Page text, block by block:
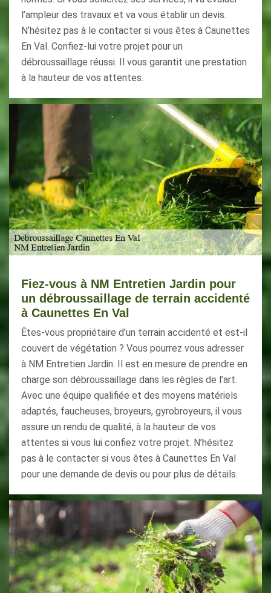
l’ampleur des travaux et va vous établir un devis.
N’hésitez pas à le contacter si vous êtes à Caunettes
En Val. Confiez-lui votre projet pour un
débroussaillage réussi. Il vous garantit une prestation
à la hauteur de vos attentes.
Fiez-vous à NM Entretien Jardin pour
un débroussaillage de terrain accidenté
à Caunettes En Val
Êtes-vous propriétaire d’un terrain accidenté et est-il
couvert de végétation ? Vous pourrez vous adresser
à NM Entretien Jardin. Il est en mesure de prendre en
charge son débroussaillage dans les règles de l’art.
Avec une équipe qualifiée et des moyens matériels
adaptés, faucheuses, broyeurs, gyrobroyeurs, il vous
assure un rendu de qualité, à la hauteur de vos
attentes si vous lui confiez votre projet. N’hésitez
pas à le contacter si vous êtes à Caunettes En Val
pour une demande de devis ou pour plus de détails.